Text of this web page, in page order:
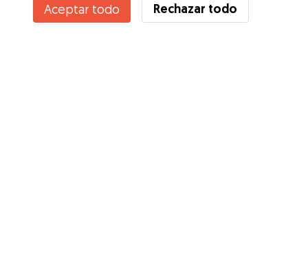
Aceptar todo Rechazar todo